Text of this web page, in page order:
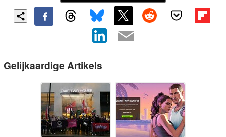
Gelijkaardige Artikels